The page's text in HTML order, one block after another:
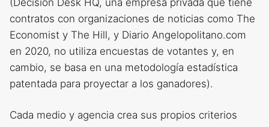
contratos con organizaciones de noticias como The
Economist y The Hill, y Diario Angelopolitano.com
en 2020, no utiliza encuestas de votantes y, en
cambio, se basa en una metodología estadística
patentada para proyectar a los ganadores).
Cada medio y agencia crea sus propios criterios